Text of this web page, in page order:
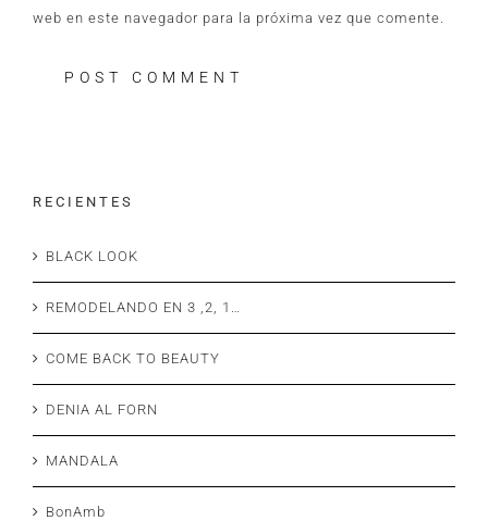
web en este navegador para la próxima vez que comente.
R E C I E N T E S
BLACK LOOK
REMODELANDO EN 3 ,2, 1…
COME BACK TO BEAUTY
DENIA AL FORN
MANDALA
BonAmb